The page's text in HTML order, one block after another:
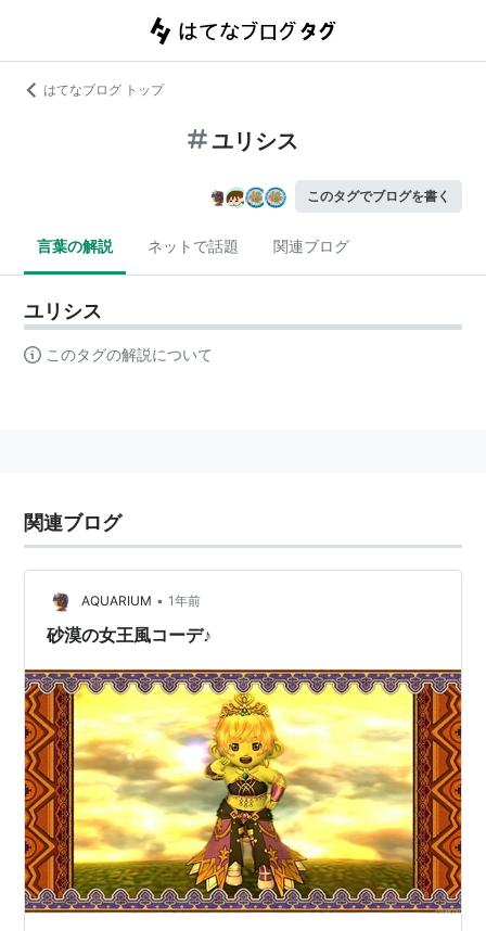
はてなブログ トップ
ユリシス
このタグでブログを書く
言葉の解説 ネットで話題 関連ブログ
ユリシス
このタグの解説について
関連ブログ
AQUARIUM • 1年前
砂漠の女王風コーデ♪